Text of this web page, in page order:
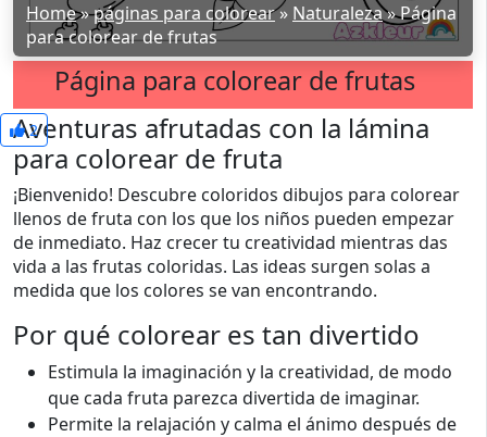
Home»páginas para colorear» Naturaleza»Página
para colorear de frutas
Página para colorear de frutas
2
Aventuras afrutadas con la lámina
para colorear de fruta
¡Bienvenido! Descubre coloridos dibujos para colorear
llenos de fruta con los que los niños pueden empezar
de inmediato. Haz crecer tu creatividad mientras das
vida a las frutas coloridas. Las ideas surgen solas a
medida que los colores se van encontrando.
Por qué colorear es tan divertido
Estimula la imaginación y la creatividad, de modo
que cada fruta parezca divertida de imaginar.
Permite la relajación y calma el ánimo después de